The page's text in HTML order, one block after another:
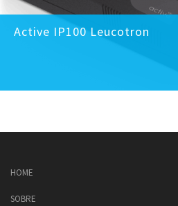
Active IP100 Leucotron
HOME
SOBRE